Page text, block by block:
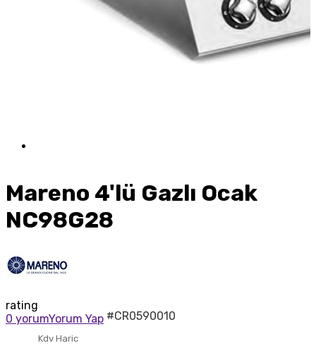
Mareno 4'lü Gazlı Ocak
NC98G28
rating
0 yorumYorum Yap #CR0590010
Kdv Haric